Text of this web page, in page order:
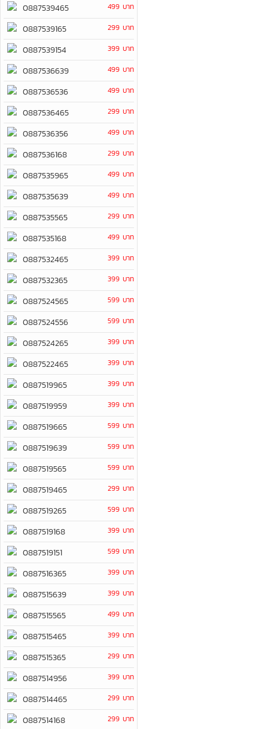
0887539465 499 บาท
0887539165 299 บาท
0887539154 399 บาท
0887536639 499 บาท
0887536536 499 บาท
0887536465 299 บาท
0887536356 499 บาท
0887536168 299 บาท
0887535965 499 บาท
0887535639 499 บาท
0887535565 299 บาท
0887535168 499 บาท
0887532465 399 บาท
0887532365 399 บาท
0887524565 599 บาท
0887524556 599 บาท
0887524265 399 บาท
0887522465 399 บาท
0887519965 399 บาท
0887519959 399 บาท
0887519665 599 บาท
0887519639 599 บาท
0887519565 599 บาท
0887519465 299 บาท
0887519265 599 บาท
0887519168 399 บาท
0887519151 599 บาท
0887516365 399 บาท
0887515639 399 บาท
0887515565 499 บาท
0887515465 399 บาท
0887515365 299 บาท
0887514956 399 บาท
0887514465 299 บาท
0887514168 299 บาท